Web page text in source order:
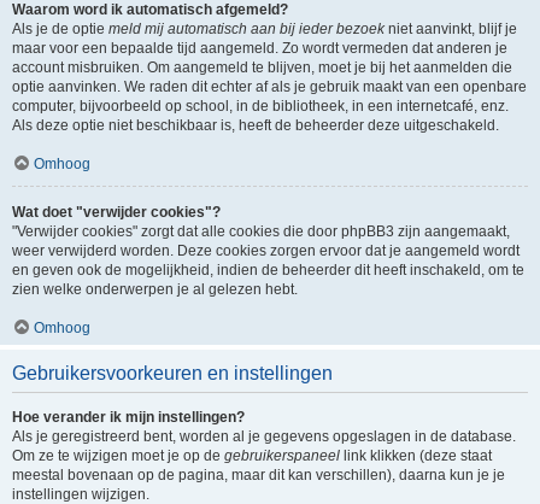
Waarom word ik automatisch afgemeld?
Als je de optie meld mij automatisch aan bij ieder bezoekniet aanvinkt, blijf je
maar voor een bepaalde tijd aangemeld. Zo wordt vermeden dat anderen je
account misbruiken. Om aangemeld te blijven, moet je bij het aanmelden die
optie aanvinken. We raden dit echter af als je gebruik maakt van een openbare
computer, bijvoorbeeld op school, in de bibliotheek, in een internetcafé, enz.
Als deze optie niet beschikbaar is, heeft de beheerder deze uitgeschakeld.
Omhoog
Wat doet "verwijder cookies"?
"Verwijder cookies" zorgt dat alle cookies die door phpBB3 zijn aangemaakt,
weer verwijderd worden. Deze cookies zorgen ervoor dat je aangemeld wordt
en geven ook de mogelijkheid, indien de beheerder dit heeft inschakeld, om te
zien welke onderwerpen je al gelezen hebt.
Omhoog
Gebruikersvoorkeuren en instellingen
Hoe verander ik mijn instellingen?
Als je geregistreerd bent, worden al je gegevens opgeslagen in de database.
Om ze te wijzigen moet je op de gebruikerspaneel link klikken (deze staat
meestal bovenaan op de pagina, maar dit kan verschillen), daarna kun je je
instellingen wijzigen.